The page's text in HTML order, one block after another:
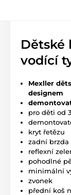
Dětské
vodící
Mexller
designem
pro děti od
kryt řetězu
zadní brzda
reflexní
pohodlné
minimální
zvonek
přední koš